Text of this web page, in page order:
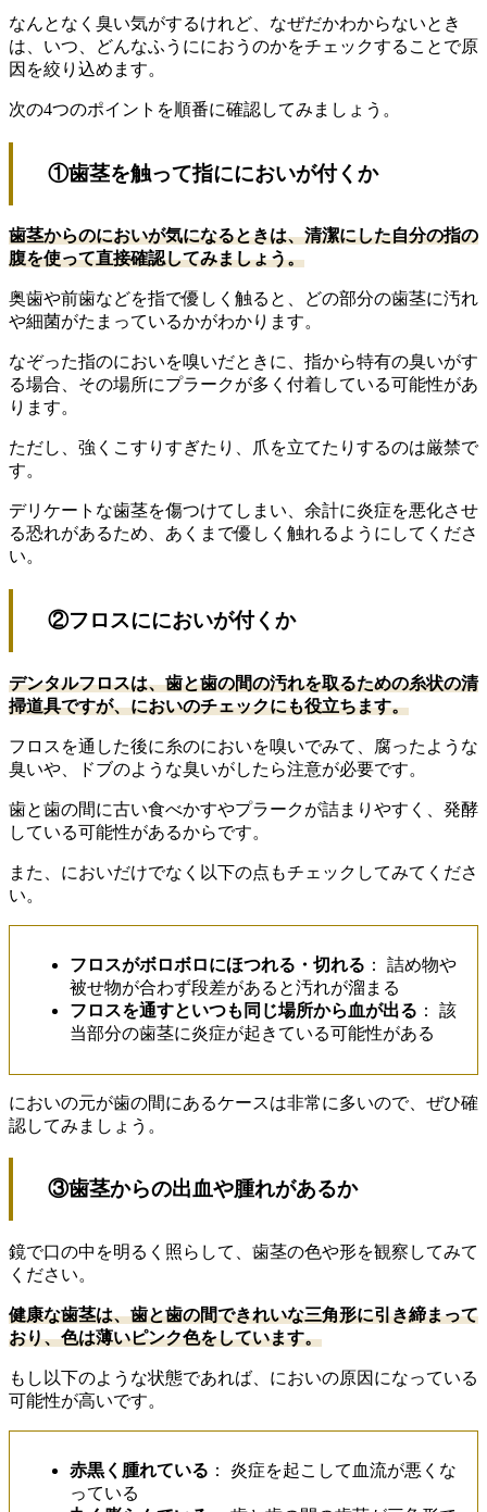
なんとなく臭い気がするけれど、なぜだかわからないとき
は、いつ、どんなふうににおうのかをチェックすることで原
因を絞り込めます。
次の4つのポイントを順番に確認してみましょう。
①歯茎を触って指ににおいが付くか
歯茎からのにおいが気になるときは、清潔にした自分の指の
腹を使って直接確認してみましょう。
奥歯や前歯などを指で優しく触ると、どの部分の歯茎に汚れ
や細菌がたまっているかがわかります。
なぞった指のにおいを嗅いだときに、指から特有の臭いがす
る場合、その場所にプラークが多く付着している可能性があ
ります。
ただし、強くこすりすぎたり、爪を立てたりするのは厳禁で
す。
デリケートな歯茎を傷つけてしまい、余計に炎症を悪化させ
る恐れがあるため、あくまで優しく触れるようにしてくださ
い。
②フロスににおいが付くか
デンタルフロスは、歯と歯の間の汚れを取るための糸状の清
掃道具ですが、においのチェックにも役立ちます。
フロスを通した後に糸のにおいを嗅いでみて、腐ったような
臭いや、ドブのような臭いがしたら注意が必要です。
歯と歯の間に古い食べかすやプラークが詰まりやすく、発酵
している可能性があるからです。
また、においだけでなく以下の点もチェックしてみてくださ
い。
フロスがボロボロにほつれる・切れる ： 詰め物や
被せ物が合わず段差があると汚れが溜まる
フロスを通すといつも同じ場所から血が出る ： 該
当部分の歯茎に炎症が起きている可能性がある
においの元が歯の間にあるケースは非常に多いので、ぜひ確
認してみましょう。
③歯茎からの出血や腫れがあるか
鏡で口の中を明るく照らして、歯茎の色や形を観察してみて
ください。
健康な歯茎は、歯と歯の間できれいな三角形に引き締まって
おり、色は薄いピンク色をしています。
もし以下のような状態であれば、においの原因になっている
可能性が高いです。
赤黒く腫れている ： 炎症を起こして血流が悪くな
っている